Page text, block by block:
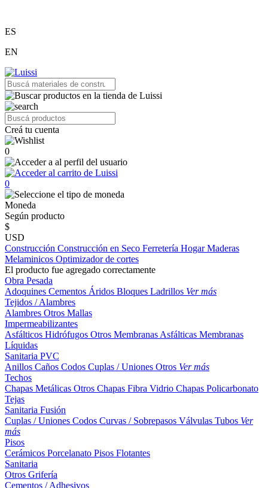
ES
EN
Creá tu cuenta
0
0
Moneda
Según producto
$
USD
Construcción Construcción en Seco Ferretería HogarMaderas
Melaminicos Optimizador de cortes
El producto fue agregado correctamente
Obra Pesada
Adoquines Cementos Áridos Bloques Ladrillos Ver más
Tejidos / Alambres
Alambres Otros Mallas
Impermeabilizantes
Asfálticos Hidrófugos Otros Membranas Asfálticas Membranas
Líquidas
Sanitaria PVC
Anillos Caños Codos Cuplas / Uniones Otros Ver más
Techos
Chapas Metálicas Otros Chapas Fibra Vidrio Chapas Policarbonato
Tejas
Sanitaria Fusión
Cuplas / Uniones Codos Curvas / Sobrepasos Válvulas Tubos Ver
más
Pisos
Cerámicos Porcelanato Pisos Flotantes
Sanitaria
Otros Grifería
Cementos / Adhesivos